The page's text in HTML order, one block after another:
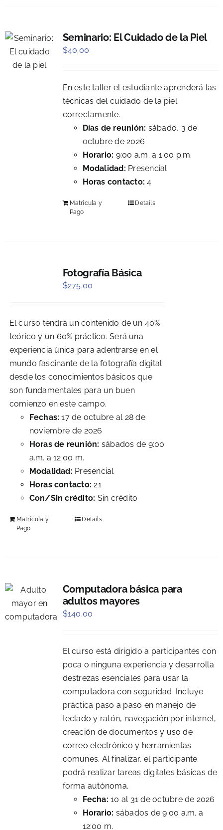
Seminario: El Cuidado de la Piel
$40.00
En este taller el estudiante aprenderá las
técnicas del cuidado de la piel
correctamente.
Días de reunión: sábado, 3 de
octubre de 2026
Horario: 9:00 a.m. a 1:00 p.m.
Modalidad: Presencial
Horas contacto:4
Matrícula y
Pago
Details
Fotografía Básica
$275.00
El curso tendrá un contenido de un 40%
teórico y un 60% práctico. Será una
experiencia única para adentrarse en el
mundo fascinante de la fotografía digital
desde los conocimientos básicos que
son fundamentales para un buen
comienzo en este campo.
Fechas: 17 de octubre al 28 de
noviembre de 2026
Horas de reunión: sábados de 9:00
a.m. a 12:00 m.
Modalidad: Presencial
Horas contacto: 21
Con/Sin crédito: Sin crédito
Matrícula y
Pago
Details
Computadora básica para
adultos mayores
$140.00
El curso está dirigido a participantes con
poca o ninguna experiencia y desarrolla
destrezas esenciales para usar la
computadora con seguridad. Incluye
práctica paso a paso en manejo de
teclado y ratón, navegación por internet,
creación de documentos y uso de
correo electrónico y herramientas
comunes. Al finalizar, el participante
podrá realizar tareas digitales básicas de
forma autónoma.
Fecha: 10 al 31 de octubre de 2026
Horario: sábados de 9:00 a.m. a
12:00 m.